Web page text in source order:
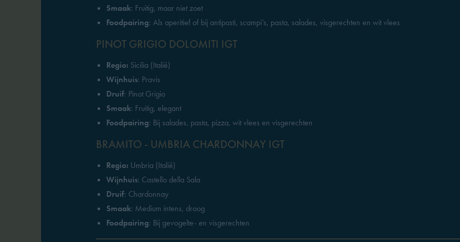
Smaak: Fruitig, maar niet zoet
Foodpairing: Als aperitief of bij antipasti, scampi’s, pasta, salades, visgerechten en wit vlees
PINOT GRIGIO DOLOMITI IGT
Regio: Sicilia (Italië)
Wijnhuis: Pravis
Druif: Pinot Grigio
Smaak: Fruitig, elegant
Foodpairing: Bij salades, pasta, pizza, wit vlees en visgerechten
BRAMITO - UMBRIA CHARDONNAY IGT
Regio: Umbria (Italië)
Wijnhuis: Castello della Sala
Druif: Chardonnay
Smaak: Medium intens, droog
Foodpairing: Bij gevogelte- en visgerechten